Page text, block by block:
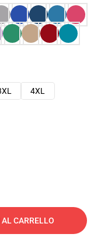
4XL
CARRELLO